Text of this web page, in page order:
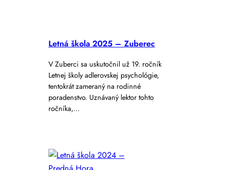
Letná škola 2025 – Zuberec
V Zuberci sa uskutočnil už 19. ročník
Letnej školy adlerovskej psychológie,
tentokrát zameraný na rodinné
poradenstvo. Uznávaný lektor tohto
ročníka,…